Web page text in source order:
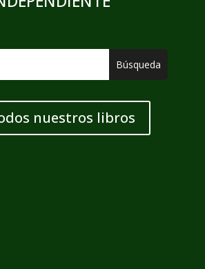
nuestros libros